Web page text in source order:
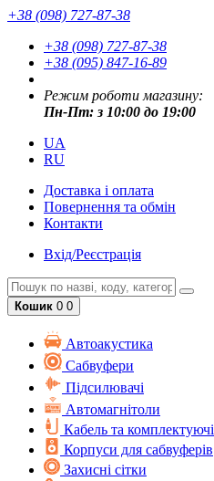
+38 (098) 727-87-38
+38 (098) 727-87-38
+38 (095) 847-16-89
Режим роботи магазину:
Пн-Пт: з 10:00 до 19:00
UA
RU
Доставка і оплата
Повернення та обмін
Контакти
Вхід/Реєстрація
Кошик 0 0
Автоакустика
Cабвуфери
Підсилювачі
Автомагнітоли
Кабель та комплектуючі
Корпуси для сабвуферів
Захисні сітки